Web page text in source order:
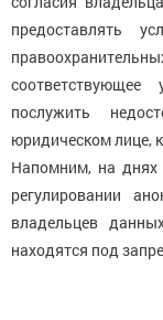
предоставлять
послужить
юридическом лице,
Напомним, на
регулировании
владельцев
находятся под